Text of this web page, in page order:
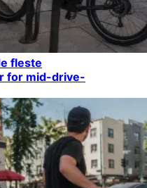
fleste
for mid-drive-